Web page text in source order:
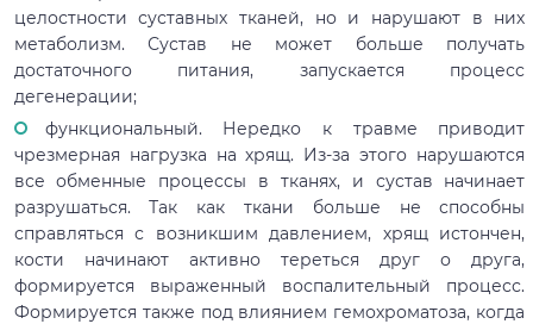
целостности суставных тканей, но и нарушают в них
метаболизм. Сустав не может больше получать
достаточного питания, запускается процесс
дегенерации;
функциональный. Нередко к травме приводит
чрезмерная нагрузка на хрящ. Из-за этого нарушаются
все обменные процессы в тканях, и сустав начинает
разрушаться. Так как ткани больше не способны
справляться с возникшим давлением, хрящ истончен,
кости начинают активно тереться друг о друга,
формируется выраженный воспалительный процесс.
Формируется также под влиянием гемохроматоза, когда